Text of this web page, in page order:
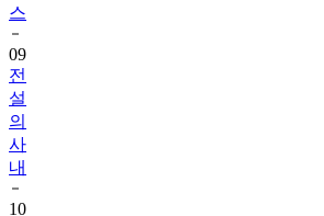
스
09
전
설
의
사
내
10